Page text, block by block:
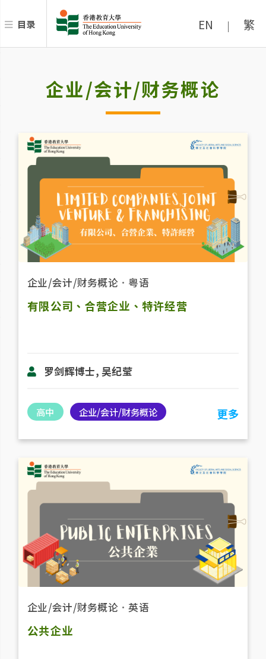
目录 EN | 繁
企业/会计/财务概论
企业/会计/财务概论 ． 粤语
有限公司、合营企业、特许经营
罗剑辉博士, 吴纪莹
高中 企业/会计/财务概论 更多
企业/会计/财务概论 ．英语
公共企业